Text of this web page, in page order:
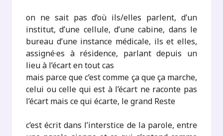
on ne sait pas d’où ils/elles parlent, d’un
institut, d’une cellule, d’une cabine, dans le
bureau d’une instance médicale, ils et elles,
assigné·es à résidence, parlant depuis un
lieu à l’écart en tout cas
mais parce que c’est comme ça que ça marche,
celui ou celle qui est à l’écart ne raconte pas
l’écart mais ce qui écarte, le grand Reste
c’est écrit dans l’interstice de la parole, entre